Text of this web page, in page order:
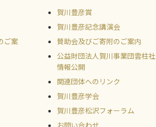
ご案
賀川豊彦賞
賀川豊彦記念講演会
賛助会及びご寄附のご案内
公益財団法人賀川事業団雲柱社
情報公開
関連団体へのリンク
賀川豊彦学会
賀川豊彦松沢フォーラム